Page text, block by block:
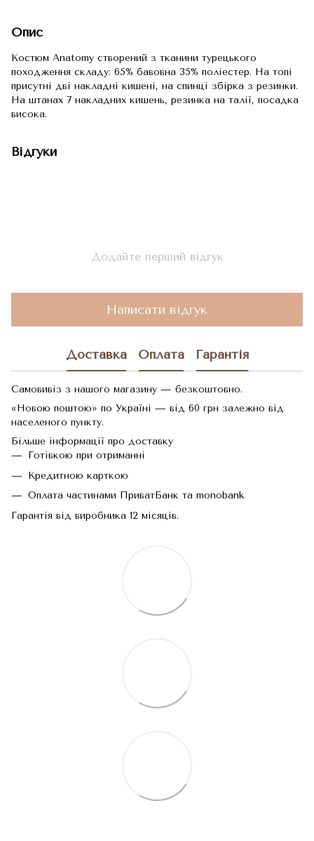
Опис
Костюм Anatomy створений з тканини турецького
походження складу: 65% бавовна 35% поліестер. На топі
присутні дві накладні кишені, на спинці збірка з резинки.
На штанах 7 накладних кишень, резинка на талії, посадка
висока.
Відгуки
Додайте перший відгук
Написати відгук
Доставка Оплата Гарантія
Самовивіз з нашого магазину — безкоштовно.
«Новою поштою» по Україні — від 60 грн залежно від
населеного пункту.
Більше інформації про доставку
Готівкою при отриманні
Кредитною карткою
Оплата частинами ПриватБанк та monobank
Гарантія від виробника 12 місяців.